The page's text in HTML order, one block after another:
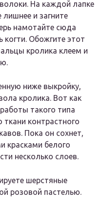
На каждой лапке
и загните
намотайте сюда
когти. Обожгите этот
кролика клеем и
ниже выкройку,
кролика. Вот как
такого типа
контрастного
Пока он сохнет,
красками белого
несколько слоев.
шерстяные
розовой пастелью.